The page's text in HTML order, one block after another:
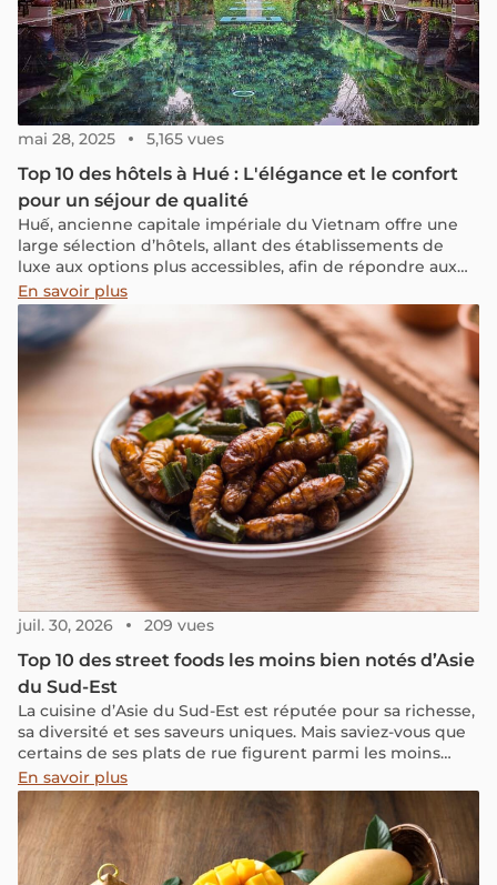
mai 28, 2025 5,165 vues
Top 10 des hôtels à Hué : L'élégance et le confort
pour un séjour de qualité
Huế, ancienne capitale impériale du Vietnam offre une
large sélection d’hôtels, allant des établissements de
luxe aux options plus accessibles, afin de répondre aux
besoins de tous les types de voyageurs. Dans cet article,
nous vous proposons une sélection des 10 meilleurs
hôtels à Huế, adaptés à différents budgets, pour un
séjour pratique et agréable.
En savoir plus
juil. 30, 2026 209 vues
Top 10 des street foods les moins bien notés d’Asie
du Sud-Est
La cuisine d’Asie du Sud-Est est réputée pour sa richesse,
sa diversité et ses saveurs uniques. Mais saviez-vous que
certains de ses plats de rue figurent parmi les moins
bien notés par TasteAtlas ? Voici le classement.
En savoir plus